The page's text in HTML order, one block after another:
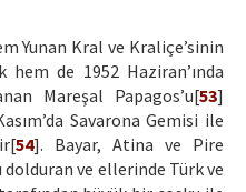
Yunan Kral ve Kraliçe’sinin
de 1952 Haziran’ında
Mareşal Papagos’u[53]
Savarona Gemisi ile
54]. Bayar, Atina ve Pire
dolduran ve ellerinde Türk ve